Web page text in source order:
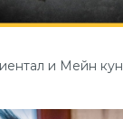
и Мейн кун